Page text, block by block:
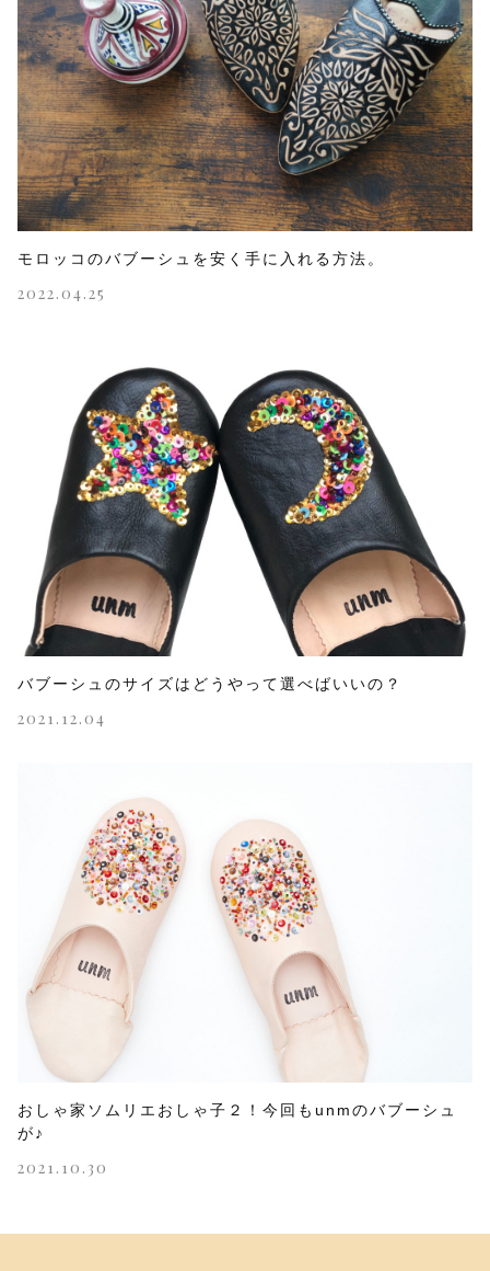
モロッコのバブーシュを安く手に入れる方法。
2022.04.25
バブーシュのサイズはどうやって選べばいいの？
2021.12.04
おしゃ家ソムリエおしゃ子２！今回もunmのバブーシュ
が♪
2021.10.30